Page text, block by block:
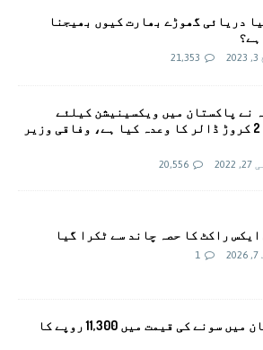
دریائی گھوڑے بھارت کیوں بھیجنا
21,353
نے پاکستان میں ویکسینیشن کیلئے
اضافی 2 کروڑ ڈالر کا وعدہ کیا ہے، وفاقی وزیر
20,556
ایکس راکٹ کا حصہ چاند سے ٹکرا گیا
1
پاکستان میں سونے کی قیمت میں 11,300 روپے کا